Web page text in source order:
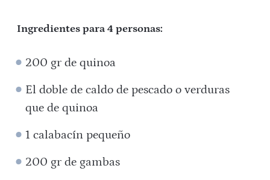
Ingredientes para 4 personas:
200 gr de quinoa
El doble de caldo de pescado o verduras
que de quinoa
1 calabacín pequeño
200 gr de gambas